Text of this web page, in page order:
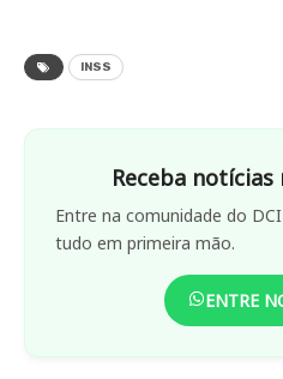
INSS
Receba
Entre na comunidade do
tudo em primeira mão.
ENTRE